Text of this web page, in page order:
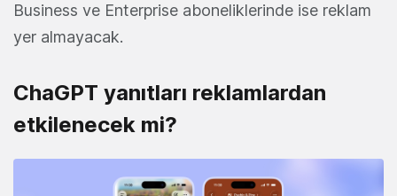
Business ve Enterprise aboneliklerinde ise reklam
yer almayacak.
ChaGPT yanıtları reklamlardan
etkilenecek mi?